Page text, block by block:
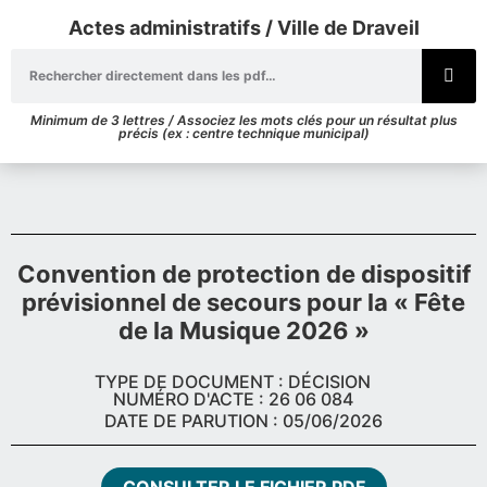
Actes administratifs / Ville de Draveil
Minimum de 3 lettres / Associez les mots clés pour un résultat plus
précis (ex : centre technique municipal)
Convention de protection de dispositif
prévisionnel de secours pour la « Fête
de la Musique 2026 »
TYPE DE DOCUMENT : DÉCISION
NUMÉRO D'ACTE : 26 06 084
DATE DE PARUTION : 05/06/2026